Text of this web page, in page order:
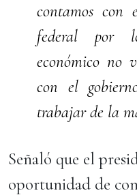
contamos con
federal por
económico no
con el
trabajar de la
Señaló que el
oportunidad de